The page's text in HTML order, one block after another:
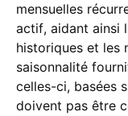
mensuelles
actif, aidant ainsi
historiques et les
saisonnalité
celles-ci, basées
doivent pas être